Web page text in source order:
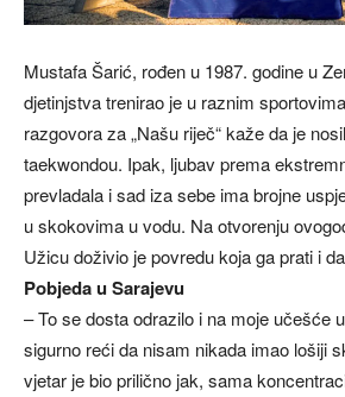
Mustafa Šarić, rođen u 1987. godine u
djetinjstva trenirao je u raznim
razgovora za „Našu riječ“ kaže da je
taekwondou. Ipak, ljubav prema
prevladala i sad iza sebe ima brojne
u skokovima u vodu. Na otvorenju
Užicu doživio je povredu koja ga prati i
Pobjeda u Sarajevu
– To se dosta odrazilo i na moje učešće
sigurno reći da nisam nikada imao lošiji
vjetar je bio prilično jak, sama